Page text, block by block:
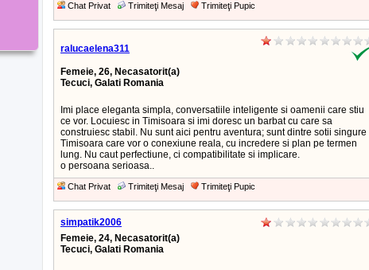
Chat Privat Trimiteţi Mesaj Trimiteţi Pupic
ralucaelena311
Femeie, 26, Necasatorit(a)
Tecuci, Galati Romania
Imi place eleganta simpla, conversatiile inteligente si oamenii care stiu
ce vor. Locuiesc in Timisoara si imi doresc un barbat cu care sa
construiesc stabil. Nu sunt aici pentru aventura; sunt dintre sotii singure
Timisoara care vor o conexiune reala, cu incredere si plan pe termen
lung. Nu caut perfectiune, ci compatibilitate si implicare.
o persoana serioasa..
Chat Privat Trimiteţi Mesaj Trimiteţi Pupic
simpatik2006
Femeie, 24, Necasatorit(a)
Tecuci, Galati Romania